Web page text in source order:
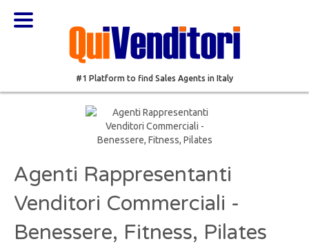
#1 Platform to find Sales Agents in Italy
Agenti Rappresentanti
Venditori Commerciali -
Benessere, Fitness, Pilates